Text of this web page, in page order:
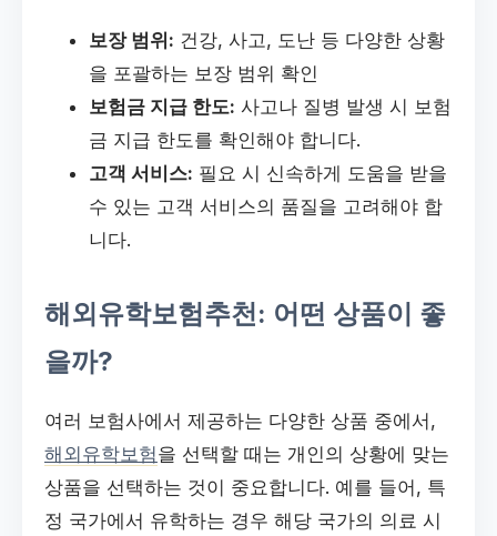
보장 범위: 건강, 사고, 도난 등 다양한 상황
을 포괄하는 보장 범위 확인
보험금 지급 한도: 사고나 질병 발생 시 보험
금 지급 한도를 확인해야 합니다.
고객 서비스: 필요 시 신속하게 도움을 받을
수 있는 고객 서비스의 품질을 고려해야 합
니다.
해외유학보험추천: 어떤 상품이 좋
을까?
여러 보험사에서 제공하는 다양한 상품 중에서,
해외유학보험을 선택할 때는 개인의 상황에 맞는
상품을 선택하는 것이 중요합니다. 예를 들어, 특
정 국가에서 유학하는 경우 해당 국가의 의료 시